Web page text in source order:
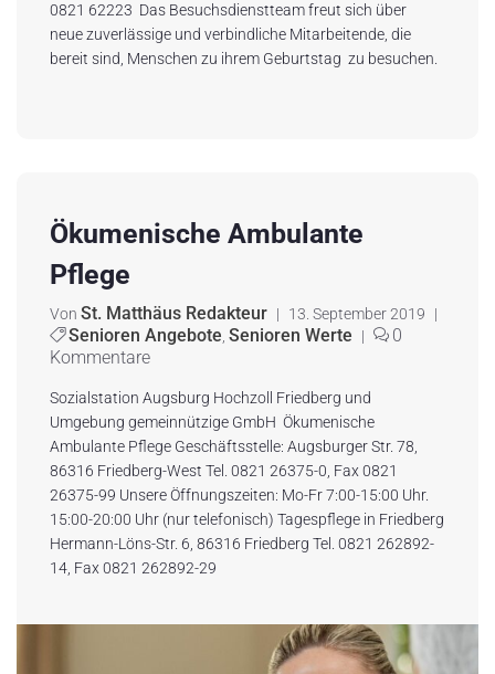
0821 62223 Das Besuchsdienstteam freut sich über
neue zuverlässige und verbindliche Mitarbeitende, die
bereit sind, Menschen zu ihrem Geburtstag zu besuchen.
Ökumenische Ambulante
Pflege
Von St. Matthäus Redakteur | 13. September 2019 |
Senioren Angebote, Senioren Werte |
0
Kommentare
Sozialstation Augsburg Hochzoll Fried­berg und
Umgebung gemeinnützige GmbH Ökumenische
Ambulante Pflege Geschäftsstelle: Augsburger Str. 78,
86316 Friedberg-West Tel. 0821 26375-0, Fax 0821
26375-99 Unsere Öffnungszeiten: Mo-Fr 7:00-15:00 Uhr.
15:00-20:00 Uhr (nur telefonisch) Tagespflege in Friedberg
Hermann-Löns-Str. 6, 86316 Friedberg Tel. 0821 262892-
14, Fax 0821 262892-29